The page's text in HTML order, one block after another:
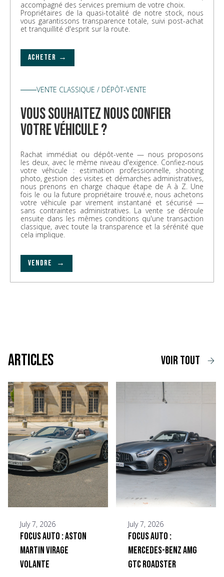
accompagné des services premium de votre choix.
Propriétaires de la quasi-totalité de notre stock, nous
vous garantissons transparence totale, suivi post-achat
et tranquillité d'esprit sur la route.
ACHETER →
VENTE CLASSIQUE / DÉPÔT-VENTE
vous souhaitez nous confier
votre véhicule ?
Rachat immédiat ou dépôt-vente — nous proposons
les deux, avec le même niveau d'exigence. Confiez-nous
votre véhicule : estimation professionnelle, shooting
photo, gestion des visites et démarches administratives,
nous prenons en charge chaque étape de A à Z. Une
fois le ou la future propriétaire trouvé.e, nous achetons
votre véhicule par virement instantané et sécurisé —
sans contraintes administratives. La vente se déroule
ensuite dans les mêmes conditions qu'une transaction
classique, avec toute la transparence et la sérénité que
cela implique.
VENDRE →
voir tout
Articles
July 7, 2026
Focus Auto : Aston
Martin Virage
Volante
July 7, 2026
Focus Auto :
Mercedes-Benz AMG
GTC Roadster